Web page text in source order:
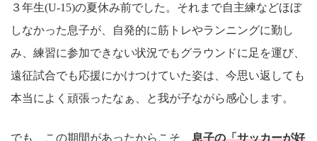
３年生(U-15)の夏休み前でした。それまで自主練などほぼ
しなかった息子が、自発的に筋トレやランニングに勤し
み、練習に参加できない状況でもグラウンドに足を運び、
遠征試合でも応援にかけつけていた姿は、今思い返しても
本当によく頑張ったなぁ、と我が子ながら感心します。
でも、この期間があったからこそ、 息子の「サッカーが好